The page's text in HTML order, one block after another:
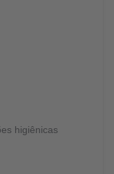
higiênicas